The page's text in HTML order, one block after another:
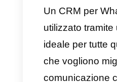
clienti,
avere:
Una